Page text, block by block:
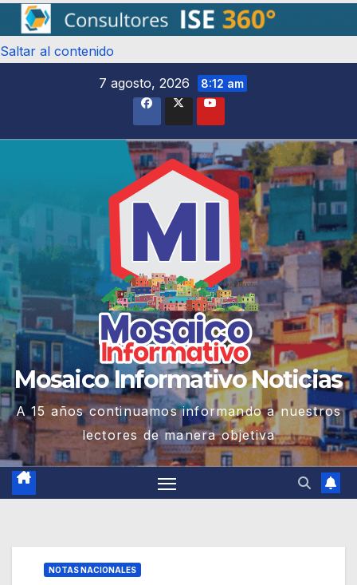
Saltar al contenido
7 agosto, 2026
8:12 am
Mosaico Informativo Noticias
A 15 años continuamos informando a nuestros
lectores de manera objetiva
NOTAS NACIONALES